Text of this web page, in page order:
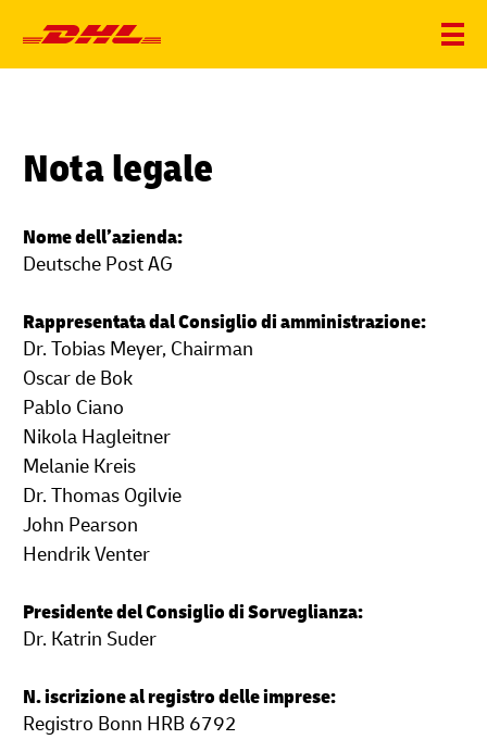
Nota legale
Nome dell’azienda:
Deutsche Post AG
Rappresentata dal Consiglio di amministrazione:
Dr. Tobias Meyer, Chairman
Oscar de Bok
Pablo Ciano
Nikola Hagleitner
Melanie Kreis
Dr. Thomas Ogilvie
John Pearson
Hendrik Venter
Presidente del Consiglio di Sorveglianza:
Dr. Katrin Suder
N. iscrizione al registro delle imprese:
Registro Bonn HRB 6792